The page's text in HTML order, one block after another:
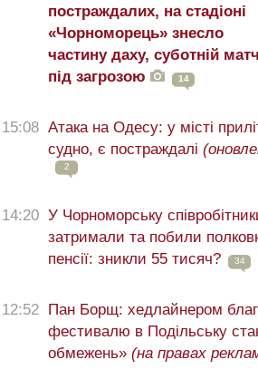
постраждалих, на стадіоні
«Чорноморець» знесло
частину даху, суботній матч
під загрозою
14
15:08 Атака на Одесу: у місті
судно, є постраждалі
2
14:20 У Чорноморську
затримали та побили
пенсії: зникли 55 тисяч?
34
12:52 Пан Борщ: хедлайнером
фестивалю в Подільську
обмежень» (на правах